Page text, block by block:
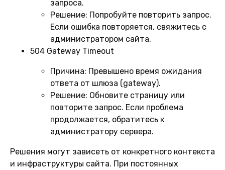
запроса.
Решение: Попробуйте повторить запрос.
Если ошибка повторяется, свяжитесь с
администратором сайта.
504 Gateway Timeout
Причина: Превышено время ожидания
ответа от шлюза (gateway).
Решение: Обновите страницу или
повторите запрос. Если проблема
продолжается, обратитесь к
администратору сервера.
Решения могут зависеть от конкретного контекста
и инфраструктуры сайта. При постоянных